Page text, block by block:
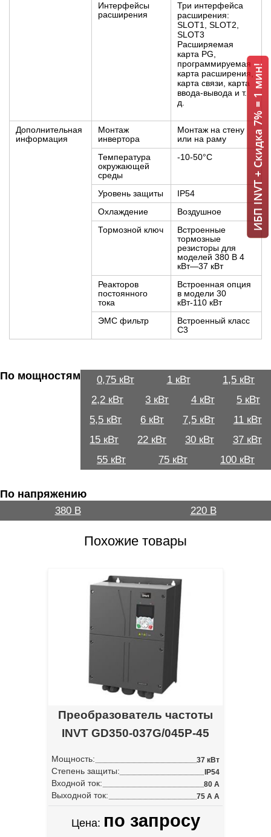
Интерфейсы
расширения
Три интерфейса
расширения:
SLOT1, SLOT2,
SLOT3
Расширяемая
карта PG,
программируемая
карта расширения,
карта связи, карта
ввода-вывода и т.
д.
Дополнительная
информация
Монтаж
инвертора
Монтаж на стену
или на раму
Температура
окружающей
среды
-10-50°C
Уровень защиты
IP54
Охлаждение
Воздушное
Тормозной ключ
Встроенные
тормозные
резисторы для
моделей 380 В 4
кВт—37 кВт
Реакторов
постоянного
тока
Встроенная опция
в модели 30
кВт-110 кВт
ЭМС фильтр
Встроенный класс
С3
По мощностям 0,75 кВт 1 кВт
1,5 кВт
2,2 кВт
3 кВт 4 кВт
5 кВт
5,5 кВт
6 кВт 7,5 кВт
11 кВт
15 кВт
22 кВт 30 кВт
37 кВт
55 кВт
75 кВт 100 кВт
По напряжению
380 В 220 В
Похожие товары
Преобразователь частоты
INVT GD350-037G/045P-45
Мощность: 37 кВт
Степень защиты: IP54
Входной ток: 80 А
Выходной ток: 75 А А
Цена: по запросу
ИБП INVT + Скидка 7% = 1 мин!